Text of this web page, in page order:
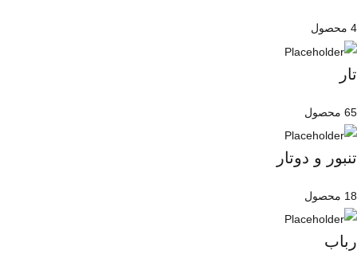
4 محصول
تار
65 محصول
تنبور و دوتار
18 محصول
رباب